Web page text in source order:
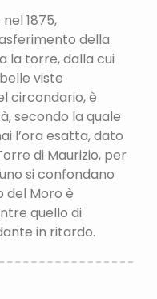
1875,
della
la torre, dalla cui
viste
circondario, è
secondo la quale
l’ora esatta, dato
di Maurizio, per
si confondano
del Moro è
quello di
in ritardo.